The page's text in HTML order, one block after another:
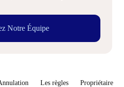
Notre Équipe
Les règles Propriétaire